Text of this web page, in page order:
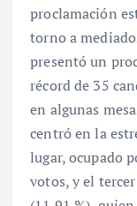
proclamación
torno a
presentó un
récord de 35
en algunas
centró en la
lugar, ocupado
votos, y el